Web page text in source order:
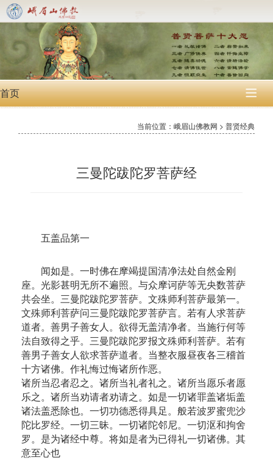
首页 
当前位置：峨眉山佛教网 > 普贤经典
三曼陀跋陀罗菩萨经
五盖品第一
闻如是。一时佛在摩竭提国清净法处自然金刚
座。光影甚明无所不遍照。与众摩诃萨等无央数菩萨
共会坐。三曼陀跋陀罗菩萨。文殊师利菩萨最第一。
文殊师利菩萨问三曼陀跋陀罗菩萨言。若有人求菩萨
道者。善男子善女人。欲得无盖清净者。当施行何等
法自致得之乎。三曼陀跋陀罗报文殊师利菩萨。若有
善男子善女人欲求菩萨道者。当整衣服昼夜各三稽首
十方诸佛。作礼悔过悔诸所作恶。
诸所当忍者忍之。诸所当礼者礼之。诸所当愿乐者愿
乐之。诸所当劝请者劝请之。如是一切诸罪盖诸垢盖
诸法盖悉除也。一切功德悉得具足。般若波罗蜜兜沙
陀比罗经。一切三昧。一切诸陀邻尼。一切沤和拘舍
罗。是为诸经中尊。将如是者为已得礼一切诸佛。其
意至心也